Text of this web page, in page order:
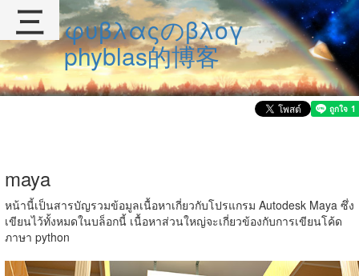
φυβλαςのβλογ
phyblas的博客
maya
หน้านี้เป็นสารบัญรวมข้อมูลเนื้อหาเกี่ยวกับโปรแกรม Autodesk Maya ซึ่ง
เขียนไว้ทั้งหมดในบล็อกนี้ เนื้อหาส่วนใหญ่จะเกี่ยวข้องกับการเขียนโค้ด
ภาษา python
三